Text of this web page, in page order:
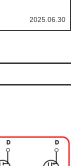
2025.06.30